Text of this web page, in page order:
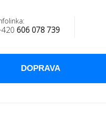
606 078 739
DOPRAVA